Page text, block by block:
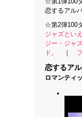
恋するアル
☆第2弾100
ジャズとい
ジー・ジャズ
ド。
｜
恋するア
ロマンティ